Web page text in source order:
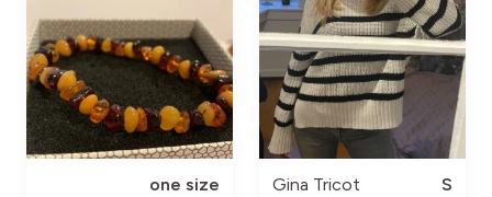
one size
Gina Tricot
S